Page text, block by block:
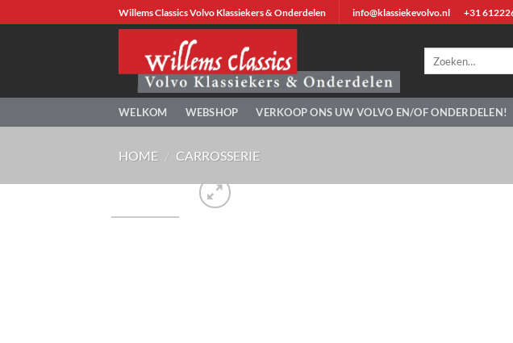
naar
Willems Classics Volvo Klassiekers & Onderdelen info@klassiekevolvo.nl +31
WELKOM WEBSHOP VERKOOP ONS UW VOLVO EN/OF ONDERDELEN!
HOME / CARROSSERIE